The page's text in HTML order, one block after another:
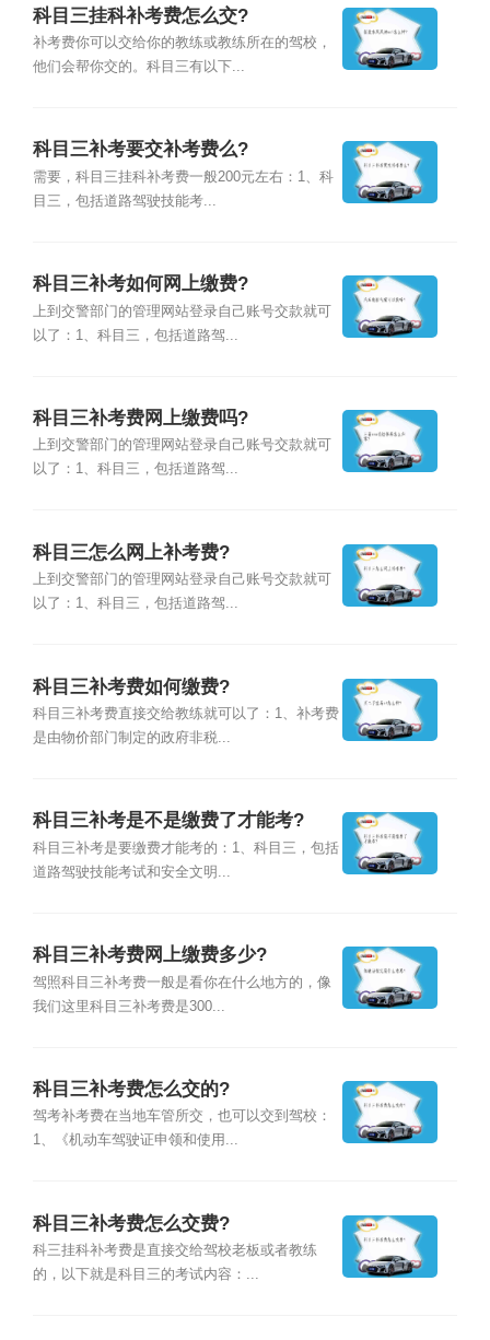
科目三挂科补考费怎么交?
补考费你可以交给你的教练或教练所在的驾校，
他们会帮你交的。科目三有以下...
科目三补考要交补考费么?
需要，科目三挂科补考费一般200元左右：1、科
目三，包括道路驾驶技能考...
科目三补考如何网上缴费?
上到交警部门的管理网站登录自己账号交款就可
以了：1、科目三，包括道路驾...
科目三补考费网上缴费吗?
上到交警部门的管理网站登录自己账号交款就可
以了：1、科目三，包括道路驾...
科目三怎么网上补考费?
上到交警部门的管理网站登录自己账号交款就可
以了：1、科目三，包括道路驾...
科目三补考费如何缴费?
科目三补考费直接交给教练就可以了：1、补考费
是由物价部门制定的政府非税...
科目三补考是不是缴费了才能考?
科目三补考是要缴费才能考的：1、科目三，包括
道路驾驶技能考试和安全文明...
科目三补考费网上缴费多少?
驾照科目三补考费一般是看你在什么地方的，像
我们这里科目三补考费是300...
科目三补考费怎么交的?
驾考补考费在当地车管所交，也可以交到驾校：
1、《机动车驾驶证申领和使用...
科目三补考费怎么交费?
科三挂科补考费是直接交给驾校老板或者教练
的，以下就是科目三的考试内容：...